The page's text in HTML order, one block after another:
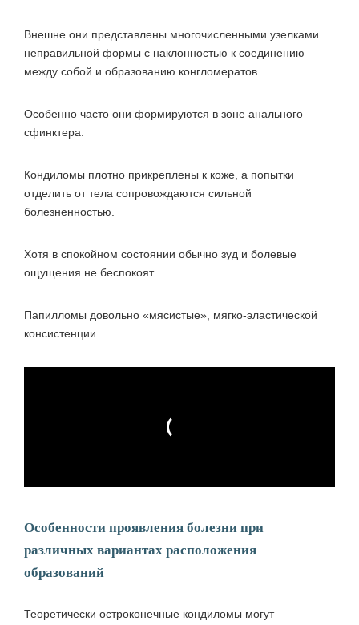
Внешне они представлены многочисленными узелками
неправильной формы с наклонностью к соединению
между собой и образованию конгломератов.
Особенно часто они формируются в зоне анального
сфинктера.
Кондиломы плотно прикреплены к коже, а попытки
отделить от тела сопровождаются сильной
болезненностью.
Хотя в спокойном состоянии обычно зуд и болевые
ощущения не беспокоят.
Папилломы довольно «мясистые», мягко-эластической
консистенции.
Особенности проявления болезни при
различных вариантах расположения
образований
Теоретически остроконечные кондиломы могут